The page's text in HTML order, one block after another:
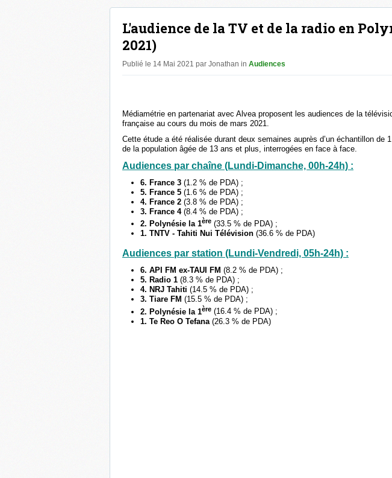
L'audience de la TV et de la radio en
2021)
Publié le 14 Mai 2021 par Jonathan in Audiences
Médiamétrie en partenariat avec Alvea proposent les audiences de la
française au cours du mois de mars 2021.
Cette étude a été réalisée durant deux semaines auprès d’un échantillon de
de la population âgée de 13 ans et plus, interrogées en face à face.
Audiences par chaîne (Lundi-Dimanche, 00h-24h) :
6. France 3 (1.2 % de PDA) ;
5. France 5 (1.6 % de PDA) ;
4. France 2 (3.8 % de PDA) ;
3. France 4 (8.4 % de PDA) ;
2. Polynésie la 1ère (33.5 % de PDA) ;
1. TNTV - Tahiti Nui Télévision (36.6 % de PDA)
Audiences par station (Lundi-Vendredi, 05h-24h) :
6. API FM ex-TAUI FM (8.2 % de PDA) ;
5. Radio 1 (8.3 % de PDA) ;
4. NRJ Tahiti (14.5 % de PDA) ;
3. Tiare FM (15.5 % de PDA) ;
2. Polynésie la 1ère (16.4 % de PDA) ;
1. Te Reo O Tefana (26.3 % de PDA)